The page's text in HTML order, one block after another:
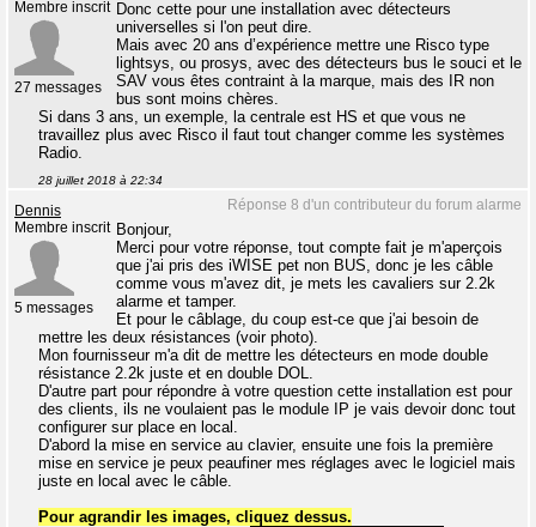
Membre inscrit
27 messages
Donc cette pour une installation avec détecteurs
universelles si l'on peut dire.
Mais avec 20 ans d’expérience mettre une Risco type
lightsys, ou prosys, avec des détecteurs bus le souci et le
SAV vous êtes contraint à la marque, mais des IR non
bus sont moins chères.
Si dans 3 ans, un exemple, la centrale est HS et que vous ne
travaillez plus avec Risco il faut tout changer comme les systèmes
Radio.
28 juillet 2018 à 22:34
Réponse 8 d'un contributeur du forum alarme
Dennis
Membre inscrit
5 messages
Bonjour,
Merci pour votre réponse, tout compte fait je m'aperçois
que j'ai pris des iWISE pet non BUS, donc je les câble
comme vous m'avez dit, je mets les cavaliers sur 2.2k
alarme et tamper.
Et pour le câblage, du coup est-ce que j'ai besoin de
mettre les deux résistances (voir photo).
Mon fournisseur m'a dit de mettre les détecteurs en mode double
résistance 2.2k juste et en double DOL.
D'autre part pour répondre à votre question cette installation est pour
des clients, ils ne voulaient pas le module IP je vais devoir donc tout
configurer sur place en local.
D'abord la mise en service au clavier, ensuite une fois la première
mise en service je peux peaufiner mes réglages avec le logiciel mais
juste en local avec le câble.
Pour agrandir les images, cliquez dessus.